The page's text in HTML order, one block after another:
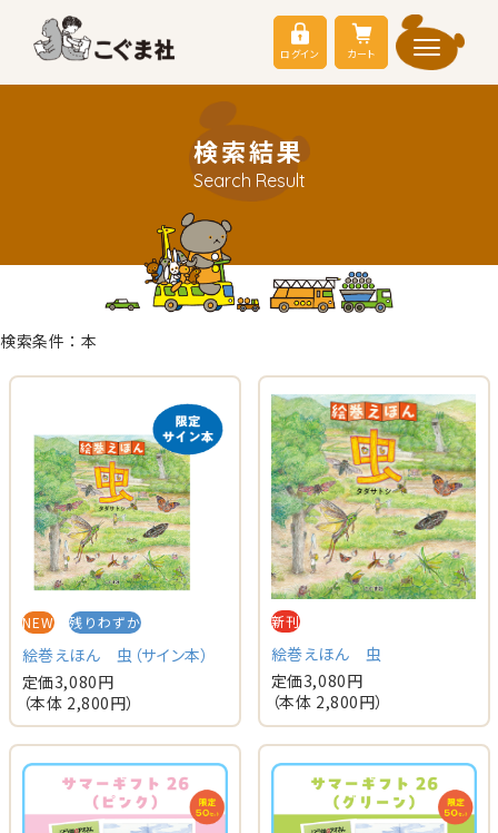
ログイン カート
検索結果
Search Result
検索条件：本
NEW 残りわずか
絵巻えほん 虫（サイン本）
定価3,080円
（本体 2,800円）
新刊
絵巻えほん 虫
定価3,080円
（本体 2,800円）